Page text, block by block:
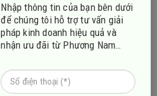
Nhập thông tin của bạn bên dưới
để chúng tôi hỗ trợ tư vấn giải
pháp kinh doanh hiệu quả và
nhận ưu đãi từ Phương Nam